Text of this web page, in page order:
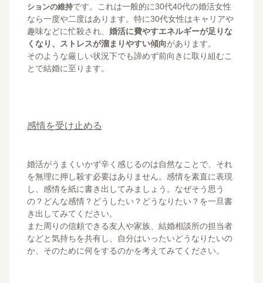
ションの維持です。これは一般的に30代40代の婚活女性
なら一度や二度はあります。特に30代女性はキャリアや
趣味などに忙殺され、 婚活に費やすエネルギーが足りな
くなり、ストレスが溜まりやすい傾向があります。
そのような厳しい状況下でも諦めず前向きに取り組むこ
とで結婚に至ります。
感情を受け止める
婚活がうまくいかず辛く感じるのは自然なことで、それ
を無理に押し殺す必要はありません。感情を素直に表現
し、感情を紙に書き出してみましょう。なぜそう思う
の？どんな感情？どうしたい？どうなりたい？を一旦書
き出してみてください。
また周りの信頼できる友人や家族、結婚相談所の担当者
などと気持ちを共有し、自分はいったいどうなりたいの
か、そのために何をするのかを考えてみてください。